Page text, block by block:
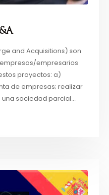
and Acquisitions) son
empresarios
proyectos: a)
de empresas; realizar
sociedad parcial...